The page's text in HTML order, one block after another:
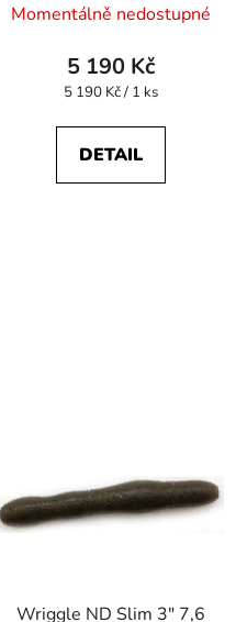
Momentálně nedostupné
5 190 Kč
Měrná
5 190 Kč / 1 ks
DETAIL
Wriggle ND Slim 3" 7,6